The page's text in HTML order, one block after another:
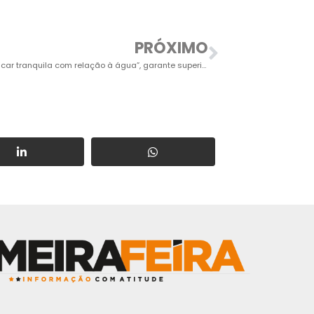
PRÓXIMO
“Salto vai ficar tranquila com relação à água”, garante superintendente do Saae